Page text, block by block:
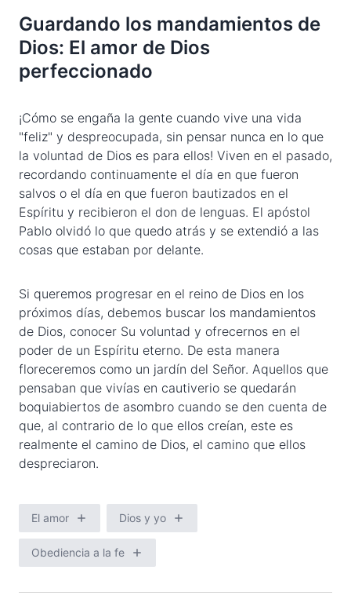
Guardando los mandamientos de
Dios: El amor de Dios
perfeccionado
¡Cómo se engaña la gente cuando vive una vida
"feliz" y despreocupada, sin pensar nunca en lo que
la voluntad de Dios es para ellos! Viven en el pasado,
recordando continuamente el día en que fueron
salvos o el día en que fueron bautizados en el
Espíritu y recibieron el don de lenguas. El apóstol
Pablo olvidó lo que quedo atrás y se extendió a las
cosas que estaban por delante.
Si queremos progresar en el reino de Dios en los
próximos días, debemos buscar los mandamientos
de Dios, conocer Su voluntad y ofrecernos en el
poder de un Espíritu eterno. De esta manera
floreceremos como un jardín del Señor. Aquellos que
pensaban que vivías en cautiverio se quedarán
boquiabiertos de asombro cuando se den cuenta de
que, al contrario de lo que ellos creían, este es
realmente el camino de Dios, el camino que ellos
despreciaron.
El amor Dios y yo
Obediencia a la fe